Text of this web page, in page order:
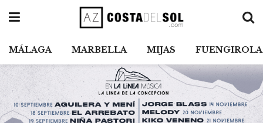
MÁLAGA MARBELLA MIJAS FUENGIROLA